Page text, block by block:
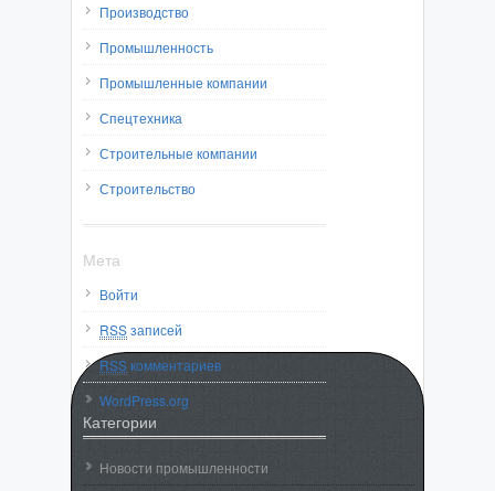
Производство
Промышленность
Промышленные компании
Спецтехника
Строительные компании
Строительство
Мета
Войти
RSSзаписей
RSSкомментариев
WordPress.org
Категории
Новости промышленности